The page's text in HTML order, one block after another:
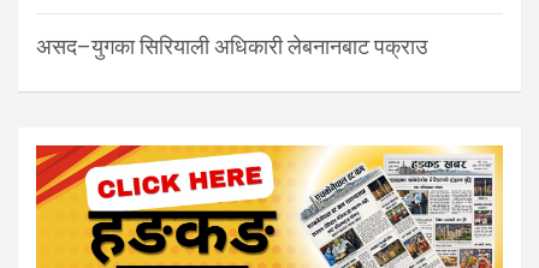
असद–युगका सिरियाली अधिकारी लेबनानबाट पक्राउ